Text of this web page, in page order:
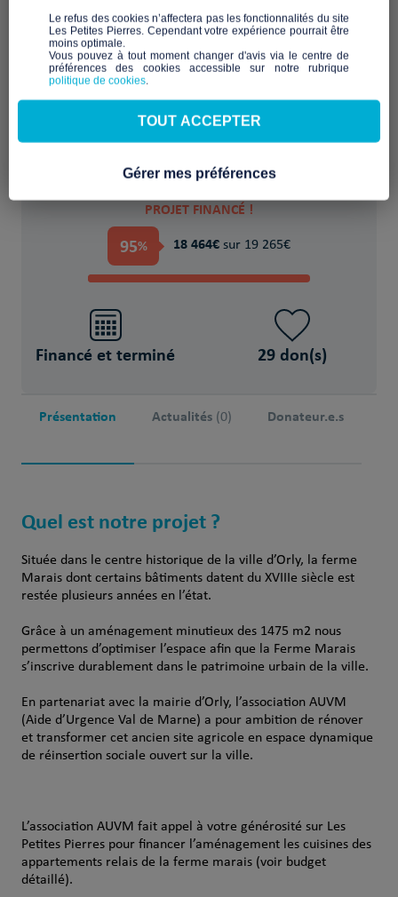
Aménager ou rénover un logement
inadapté ou indigne
POUR
PROJET FINANCÉ !
95% 18 464€ sur 19 265€
Financé et terminé 29 don(s)
Présentation Actualités (0) Donateur.e.s
Quel est notre projet ?
Située dans le centre historique de la ville d’Orly, la ferme
Marais dont certains bâtiments datent du XVIIIe siècle est
restée plusieurs années en l’état.
Grâce à un aménagement minutieux des 1475 m2 nous
permettons d’optimiser l’espace afin que la Ferme Marais
s’inscrive durablement dans le patrimoine urbain de la ville.
En partenariat avec la mairie d’Orly, l’association AUVM
(Aide d’Urgence Val de Marne) a pour ambition de rénover
et transformer cet ancien site agricole en espace dynamique
de réinsertion sociale ouvert sur la ville.
L’association AUVM fait appel à votre générosité sur Les
Petites Pierres pour financer l’aménagement les cuisines des
appartements relais de la ferme marais (voir budget
détaillé).
​Le refus des cookies n’affectera pas les fonctionnalités du site
Les Petites Pierres. Cependant votre expérience pourrait être
moins optimale.​
Vous pouvez à tout moment changer d'avis via le centre de
préférences des cookies accessible sur notre rubrique
politique de cookies.
TOUT ACCEPTER
Gérer mes préférences